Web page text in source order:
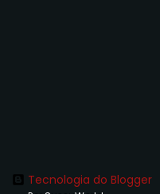
Tecnologia do Blogger